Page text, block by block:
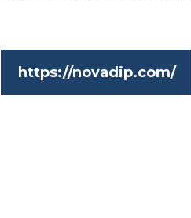
https://novadip.com/